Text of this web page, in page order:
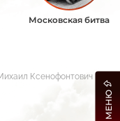
Московская битва
Ксенофонтович
МЕНЮ